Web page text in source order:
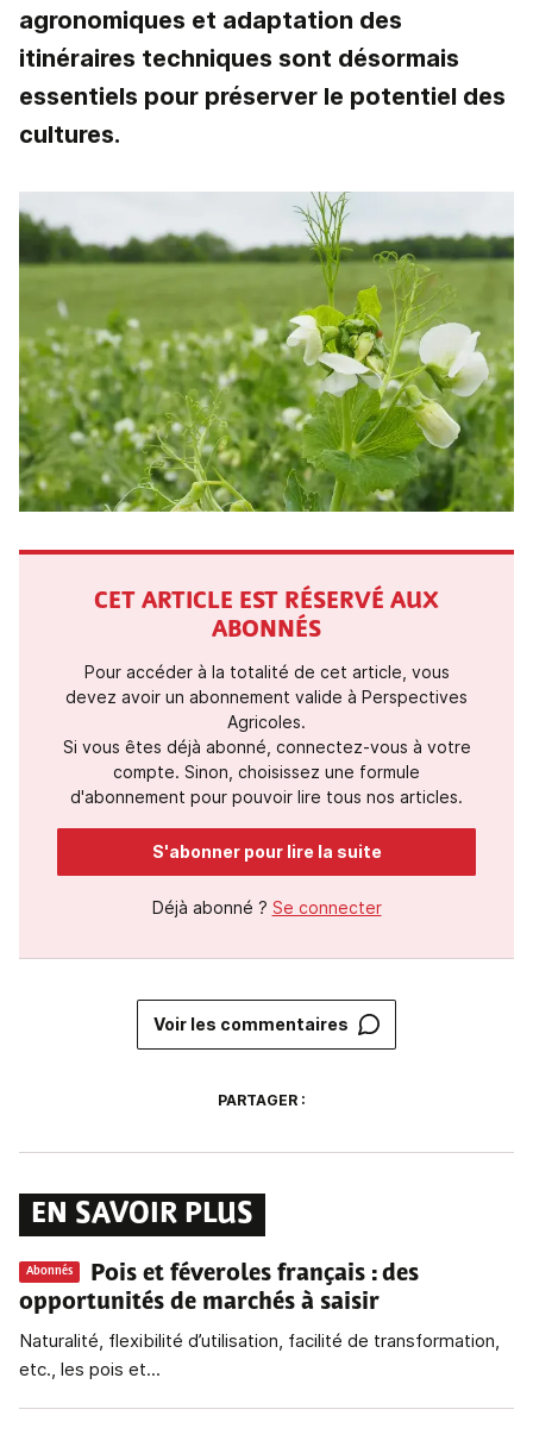
agronomiques et adaptation des
itinéraires techniques sont désormais
essentiels pour préserver le potentiel des
cultures.
CET ARTICLE EST RÉSERVÉ AUX
ABONNÉS
Pour accéder à la totalité de cet article, vous
devez avoir un abonnement valide à Perspectives
Agricoles.
Si vous êtes déjà abonné, connectez-vous à votre
compte. Sinon, choisissez une formule
d'abonnement pour pouvoir lire tous nos articles.
S'abonner pour lire la suite
Déjà abonné ? Se connecter
Voir les commentaires
PARTAGER :
EN SAVOIR PLUS
Abonnés Pois et féveroles français : des
opportunités de marchés à saisir
Naturalité, flexibilité d’utilisation, facilité de transformation,
etc., les pois et...